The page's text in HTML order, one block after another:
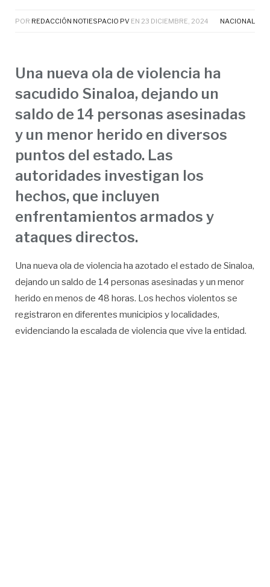
POR REDACCIÓN NOTIESPACIO PV EN 23 DICIEMBRE, 2024 NACIONAL
Una nueva ola de violencia ha
sacudido Sinaloa, dejando un
saldo de 14 personas asesinadas
y un menor herido en diversos
puntos del estado. Las
autoridades investigan los
hechos, que incluyen
enfrentamientos armados y
ataques directos.
Una nueva ola de violencia ha azotado el estado de Sinaloa,
dejando un saldo de 14 personas asesinadas y un menor
herido en menos de 48 horas. Los hechos violentos se
registraron en diferentes municipios y localidades,
evidenciando la escalada de violencia que vive la entidad.